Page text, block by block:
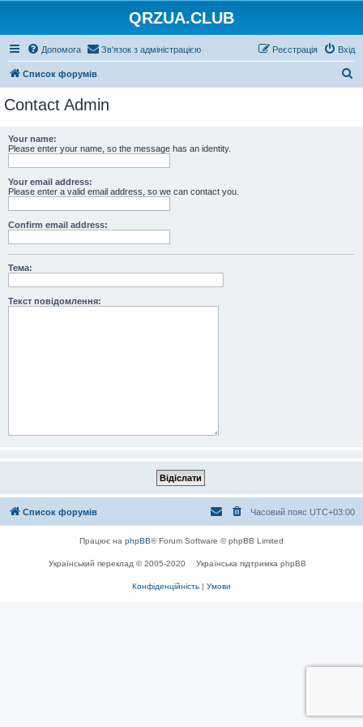
QRZUA.CLUB
Допомога Зв'язок з адміністрацією Вхід
Реєстрація
Список форумів
Contact Admin
Your name:
Please enter your name, so the message has an identity.
Your email address:
Please enter a valid email address, so we can contact you.
Confirm email address:
Тема:
Текст повідомлення:
Список форумів Часовий пояс UTC+03:00
Працює на phpBB® Forum Software © phpBB Limited
Український переклад © 2005-2020 Українська підтримка phpBB
Конфіденційність | Умови